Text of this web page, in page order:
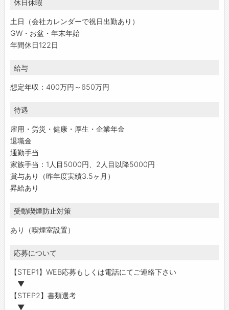
休日休暇
土日（会社カレンダーで祝日出勤あり）
GW・お盆・年末年始
年間休日122日
給与
想定年収：400万円～650万円
待遇
雇用・労災・健康・厚生・企業年金
退職金
通勤手当
家族手当：1人目5000円、2人目以降5000円
賞与あり（昨年度実績3.5ヶ月）
昇給あり
受動喫煙防止対策
あり（喫煙室設置）
応募について
【STEP1】WEB応募もしくは電話にてご連絡下さい
▼
【STEP2】書類選考
▼